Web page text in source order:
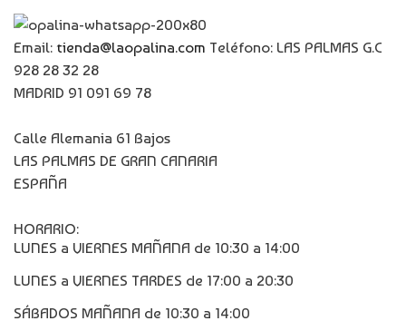
Email: tienda@laopalina.com Teléfono: LAS PALMAS G.C
928 28 32 28
MADRID 91 091 69 78
Calle Alemania 61 Bajos
LAS PALMAS DE GRAN CANARIA
ESPAÑA
HORARIO:
LUNES a VIERNES MAÑANA de 10:30 a 14:00
LUNES a VIERNES TARDES de 17:00 a 20:30
SÁBADOS MAÑANA de 10:30 a 14:00